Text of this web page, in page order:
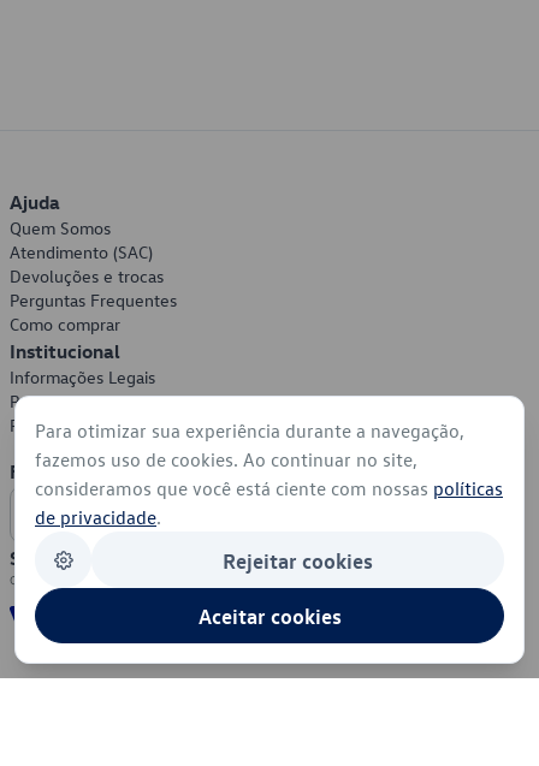
Ajuda
Quem Somos
Atendimento (SAC)
Devoluções e trocas
Perguntas Frequentes
Como comprar
Institucional
Informações Legais
Política de Privacidade
Política de Cookies
Formas de Pagamento
Segurança
Para otimizar sua experiência durante a navegação,
fazemos uso de cookies. Ao continuar no site,
consideramos que você está ciente com nossas políticas
de privacidade.
Rejeitar cookies
Aceitar cookies